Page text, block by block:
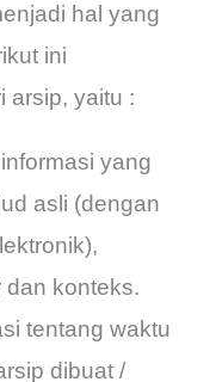
hal yang
ini
arsip, yaitu :
yang
asli (dengan
dan konteks.
tentang waktu
dibuat /